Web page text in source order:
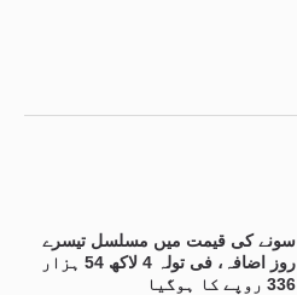
سونے کی قیمت میں مسلسل تیسرے
روز اضافہ، فی تولہ 4 لاکھ 54 ہزار
336 روپے کا ہوگیا